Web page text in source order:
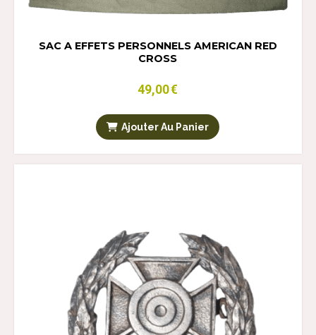
SAC A EFFETS PERSONNELS AMERICAN RED
CROSS
49,00€
Ajouter Au Panier